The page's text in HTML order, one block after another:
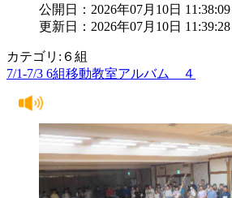
公開日：2026年07月10日 11:38:09
更新日：2026年07月10日 11:39:28
カテゴリ:６組
7/1-7/3 6組移動教室アルバム ４